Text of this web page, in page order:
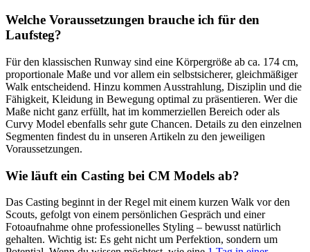
Welche Voraussetzungen brauche ich für den
Laufsteg?
Für den klassischen Runway sind eine Körpergröße ab ca. 174 cm,
proportionale Maße und vor allem ein selbstsicherer, gleichmäßiger
Walk entscheidend. Hinzu kommen Ausstrahlung, Disziplin und die
Fähigkeit, Kleidung in Bewegung optimal zu präsentieren. Wer die
Maße nicht ganz erfüllt, hat im kommerziellen Bereich oder als
Curvy Model ebenfalls sehr gute Chancen. Details zu den einzelnen
Segmenten findest du in unseren Artikeln zu den jeweiligen
Voraussetzungen.
Wie läuft ein Casting bei CM Models ab?
Das Casting beginnt in der Regel mit einem kurzen Walk vor den
Scouts, gefolgt von einem persönlichen Gespräch und einer
Fotoaufnahme ohne professionelles Styling – bewusst natürlich
gehalten. Wichtig ist: Es geht nicht um Perfektion, sondern um